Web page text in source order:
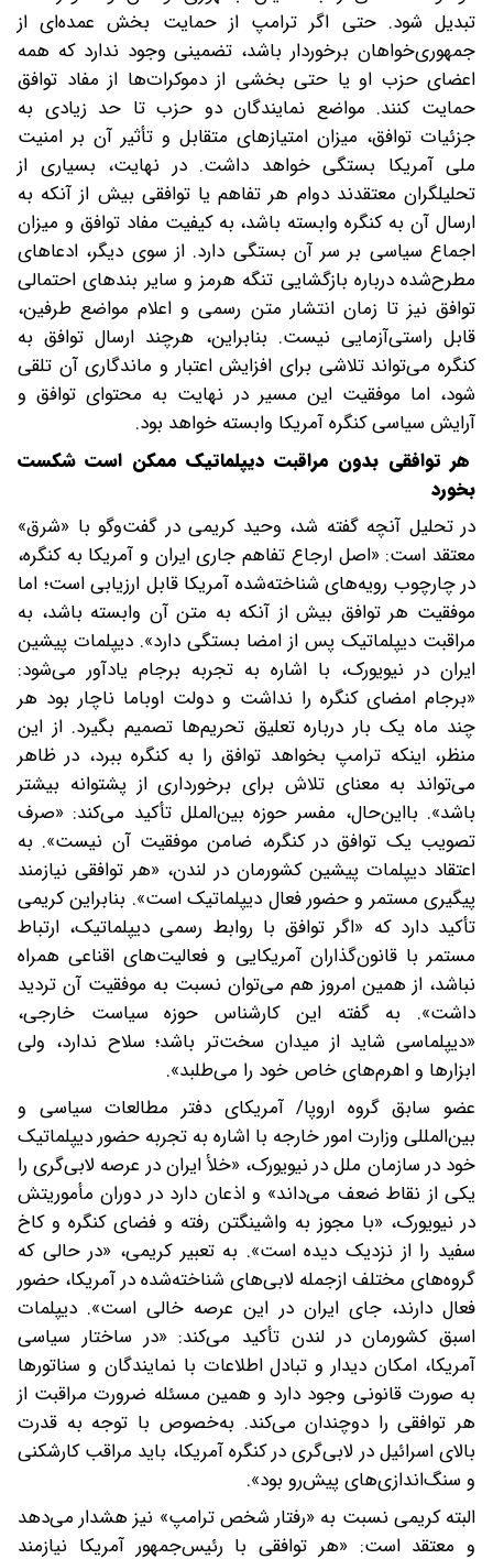
تبدیل شود. حتی اگر ترامپ از حمایت بخش عمده‌ای از
جمهوری‌خواهان برخوردار باشد، تضمینی وجود ندارد که همه
اعضای حزب او یا حتی بخشی از دموکرات‌ها از مفاد توافق
حمایت کنند. مواضع نمایندگان دو حزب تا حد زیادی به
جزئیات توافق، میزان امتیازهای متقابل و تأثیر آن بر امنیت
ملی آمریکا بستگی خواهد داشت. در نهایت، بسیاری از
تحلیلگران معتقدند دوام هر تفاهم یا توافقی بیش از آنکه به
ارسال آن به کنگره وابسته باشد، به کیفیت مفاد توافق و میزان
اجماع سیاسی بر سر آن بستگی دارد. از سوی دیگر، ادعاهای
مطرح‌شده درباره بازگشایی تنگه هرمز و سایر بندهای احتمالی
توافق نیز تا زمان انتشار متن رسمی و اعلام مواضع طرفین،
قابل راستی‌آزمایی نیست. بنابراین، هرچند ارسال توافق به
کنگره می‌تواند تلاشی برای افزایش اعتبار و ماندگاری آن تلقی
شود، اما موفقیت این مسیر در نهایت به محتوای توافق و
آرایش سیاسی کنگره آمریکا وابسته خواهد بود.
هر توافقی بدون مراقبت دیپلماتیک ممکن است شکست
بخورد
در تحلیل آنچه گفته شد، وحید کریمی در گفت‌وگو با «شرق»
معتقد است:‌‌ «اصل ارجاع تفاهم جاری ایران و آمریکا به کنگره،
در چارچوب رویه‌های شناخته‌شده آمریکا قابل ارزیابی است؛ اما
موفقیت هر توافق بیش از آنکه به متن آن وابسته باشد، به
مراقبت دیپلماتیک پس از امضا بستگی دارد». دیپلمات پیشین
ایران در نیویورک، با اشاره به تجربه برجام یادآور می‌شود:‌
«برجام امضای کنگره را نداشت و دولت اوباما ناچار بود هر
چند ماه یک‌ بار درباره تعلیق تحریم‌ها تصمیم بگیرد. از این
منظر، اینکه ترامپ بخواهد توافق را به کنگره ببرد، در ظاهر
می‌تواند به معنای تلاش برای برخورداری از پشتوانه بیشتر
باشد‌». با‌این‌حال، مفسر حوزه بین‌الملل تأکید می‌کند:‌ «صرف
تصویب یک توافق در کنگره، ضامن موفقیت آن نیست‌». به
اعتقاد دیپلمات پیشین کشورمان در لندن، «هر توافقی نیازمند
پیگیری مستمر و حضور فعال دیپلماتیک است‌». بنابراین کریمی
تأکید دارد که «اگر توافق با روابط رسمی دیپلماتیک، ارتباط
مستمر با قانون‌گذاران آمریکایی و فعالیت‌های اقناعی همراه
نباشد، از همین امروز هم می‌توان نسبت به موفقیت آن تردید
داشت‌». به گفته این کارشناس حوزه سیاست خارجی،
«دیپلماسی شاید از میدان سخت‌تر باشد؛ سلاح ندارد، ولی
ابزارها و اهرم‌های خاص خود را می‌طلبد‌».
عضو سابق گروه اروپا/ آمریکای دفتر مطالعات سیاسی و
بین‌المللی وزارت امور خارجه با اشاره به تجربه حضور دیپلماتیک
خود در سازمان ملل در نیویورک، «خلأ ایران در عرصه لابی‌گری را
یکی از نقاط ضعف می‌داند» و اذعان دارد‌ ‌در دوران مأموریتش
در نیویورک، «با مجوز به واشینگتن رفته و فضای کنگره و کاخ
سفید را از نزدیک دیده است‌». به تعبیر کریمی، «در حالی که
گروه‌های مختلف از‌جمله لابی‌های شناخته‌شده در آمریکا، حضور
فعال دارند، جای ایران در این عرصه خالی است». دیپلمات
اسبق کشورمان در لندن تأکید می‌کند:‌ «در ساختار سیاسی
آمریکا، امکان دیدار و تبادل اطلاعات با نمایندگان و سناتورها
به صورت قانونی وجود دارد و همین مسئله ضرورت مراقبت از
هر توافقی را دوچندان می‌کند. به‌خصوص با توجه به قدرت
بالای اسرائیل در لابی‌گری در کنگره آمریکا، باید مراقب کارشکنی
و سنگ‌اندازی‌های پیش‌رو بود‌».
البته کریمی نسبت به «رفتار شخص ترامپ» نیز هشدار می‌دهد
و معتقد است:‌ «هر توافقی با رئیس‌جمهور آمریکا نیازمند